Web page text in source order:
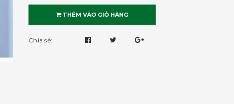
THÊM VÀO GIỎ HÀNG
Chia sẻ: